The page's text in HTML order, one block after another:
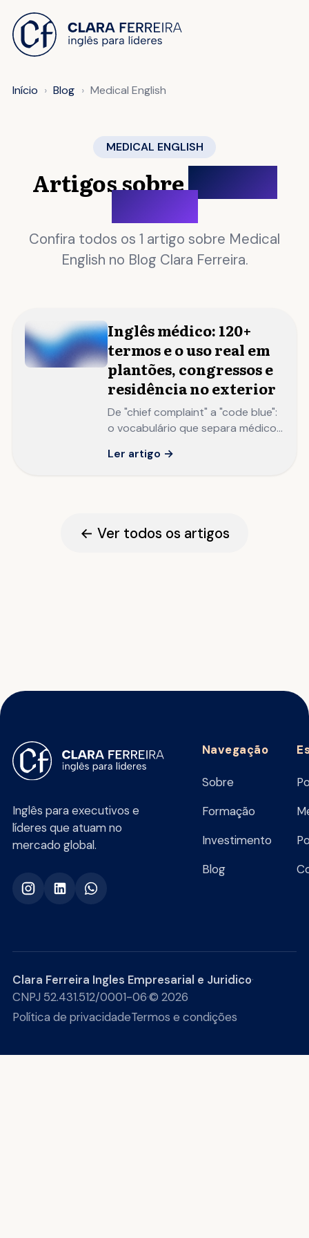
Início Blog Medical English
MEDICAL ENGLISH
Artigos sobreMedical
Confira todos os 1 artigo sobre Medical
English no Blog Clara Ferreira.
Inglês médico: 120+
termos e o uso real em
plantões, congressos e
residência no exterior
De "chief complaint" a "code blue":
o vocabulário que separa médicos
apresentam internacionalmente
Ler artigo →
← Ver todos os artigos
Inglês para executivos e
líderes que atuam no
mercado global.
Navegação
Sobre
Formação
Investimento
Blog
Clara Ferreira Ingles Empresarial e Juridico·
CNPJ 52.431.512/0001-06·© 2026
Política de privacidadeTermos e condições